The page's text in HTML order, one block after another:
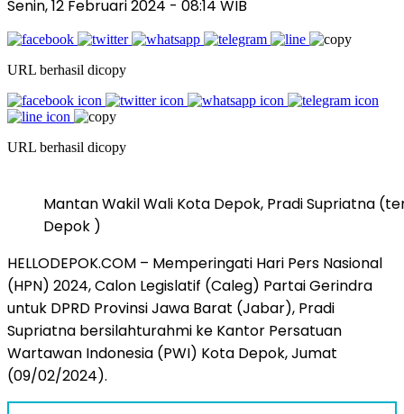
Senin, 12 Februari 2024 - 08:14 WIB
URL berhasil dicopy
URL berhasil dicopy
Mantan Wakil Wali Kota Depok, Pradi Supriatna
Depok )
HELLODEPOK.COM – Memperingati Hari Pers Nasional
(HPN) 2024, Calon Legislatif (Caleg) Partai Gerindra
untuk DPRD Provinsi Jawa Barat (Jabar), Pradi
Supriatna bersilahturahmi ke Kantor Persatuan
Wartawan Indonesia (PWI) Kota Depok, Jumat
(09/02/2024).